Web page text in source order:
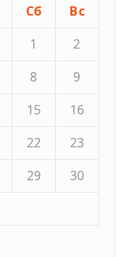
Сб
Вс
1
2
8
9
15
16
22
23
29
30